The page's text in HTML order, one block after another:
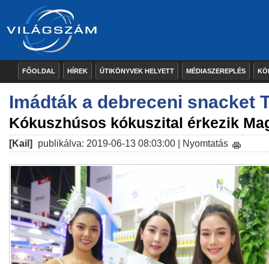
FŐOLDAL HÍREK ÚTIKÖNYVEK HELYETT MÉDIASZEREPLÉS
Imádták a debreceni snacket
Kókuszhúsos kókuszital érkezik
[Kail] publikálva: 2019-06-13 08:03:00 | Nyomtatás